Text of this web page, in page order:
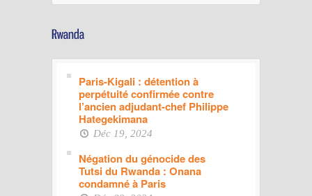
Paris-Kigali : détention à
perpétuité confirmée contre
l’ancien adjudant-chef Philippe
Hategekimana
Déc 19, 2024
Négation du génocide des
Tutsi du Rwanda : Onana
condamné à Paris